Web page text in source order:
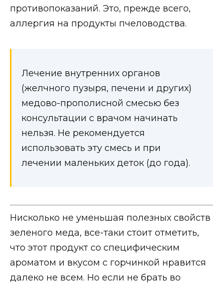
противопоказаний. Это, прежде всего,
аллергия на продукты пчеловодства.
Лечение внутренних органов
(желчного пузыря, печени и других)
медово-прополисной смесью без
консультации с врачом начинать
нельзя. Не рекомендуется
использовать эту смесь и при
лечении маленьких деток (до года).
Нисколько не уменьшая полезных свойств
зеленого меда, все-таки стоит отметить,
что этот продукт со специфическим
ароматом и вкусом с горчинкой нравится
далеко не всем. Но если не брать во